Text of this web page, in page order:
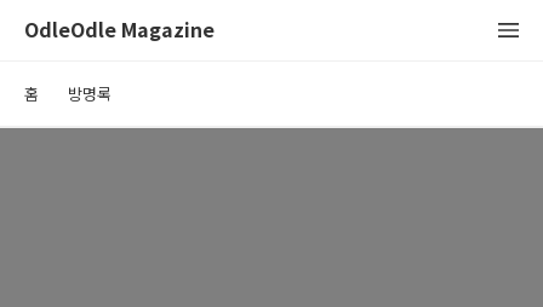
OdleOdle Magazine
홈 방명록